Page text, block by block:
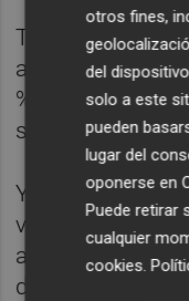
También se ha
asociada a
%, cuatro
similar a la de
Y las
vinculada al uso
año pasado en
de la pandemia.
otros fines,
del
solo a este
pueden
lugar del
oponerse en
Puede retirar
cualquier
cookies .